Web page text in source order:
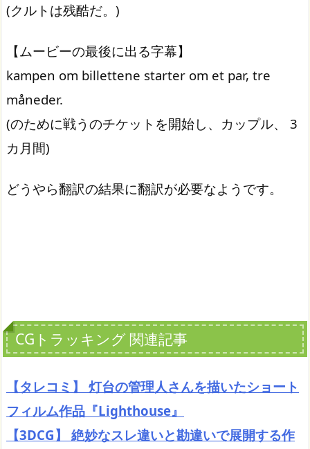
(クルトは残酷だ。)
【ムービーの最後に出る字幕】
kampen om billettene starter om et par, tre
måneder.
(のために戦うのチケットを開始し、カップル、 3
カ月間)
どうやら翻訳の結果に翻訳が必要なようです。
CGトラッキング 関連記事
【タレコミ】 灯台の管理人さんを描いたショート
フィルム作品『Lighthouse』
【3DCG】 絶妙なスレ違いと勘違いで展開する作